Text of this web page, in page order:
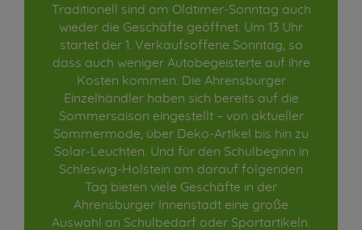
Traditionell sind am Oldtimer-Sonntag auch
wieder die Geschäfte geöffnet. Um 13 Uhr
startet der 1. Verkaufsoffene Sonntag, so
dass auch weniger Autobegeisterte auf ihre
Kosten kommen. Die Ahrensburger
Einzelhändler haben sich bereits auf die
Sommersaison eingestellt – von aktueller
Sommermode, über Deko-Artikel bis hin zu
Solar-Leuchten. Und für den Schulbeginn in
Schleswig-Holstein am darauf folgenden
Tag bieten viele Geschäfte in der
Ahrensburger Innenstadt eine große
Auswahl an Schulbedarf oder Sportartikeln.